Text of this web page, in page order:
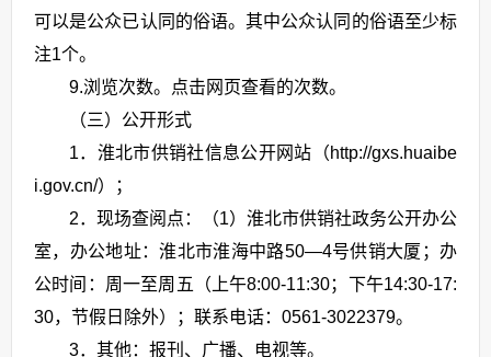
可以是公众已认同的俗语。其中公众认同的俗语至少标
注1个。
9.浏览次数。点击网页查看的次数。
（三）公开形式
1．淮北市供销社信息公开网站（http://gxs.huaibe
i.gov.cn/）；
2．现场查阅点：（1）淮北市供销社政务公开办公
室，办公地址：淮北市淮海中路50—4号供销大厦；办
公时间：周一至周五（上午8:00-11:30；下午14:30-17:
30，节假日除外）；联系电话：0561-3022379。
3．其他：报刊、广播、电视等。